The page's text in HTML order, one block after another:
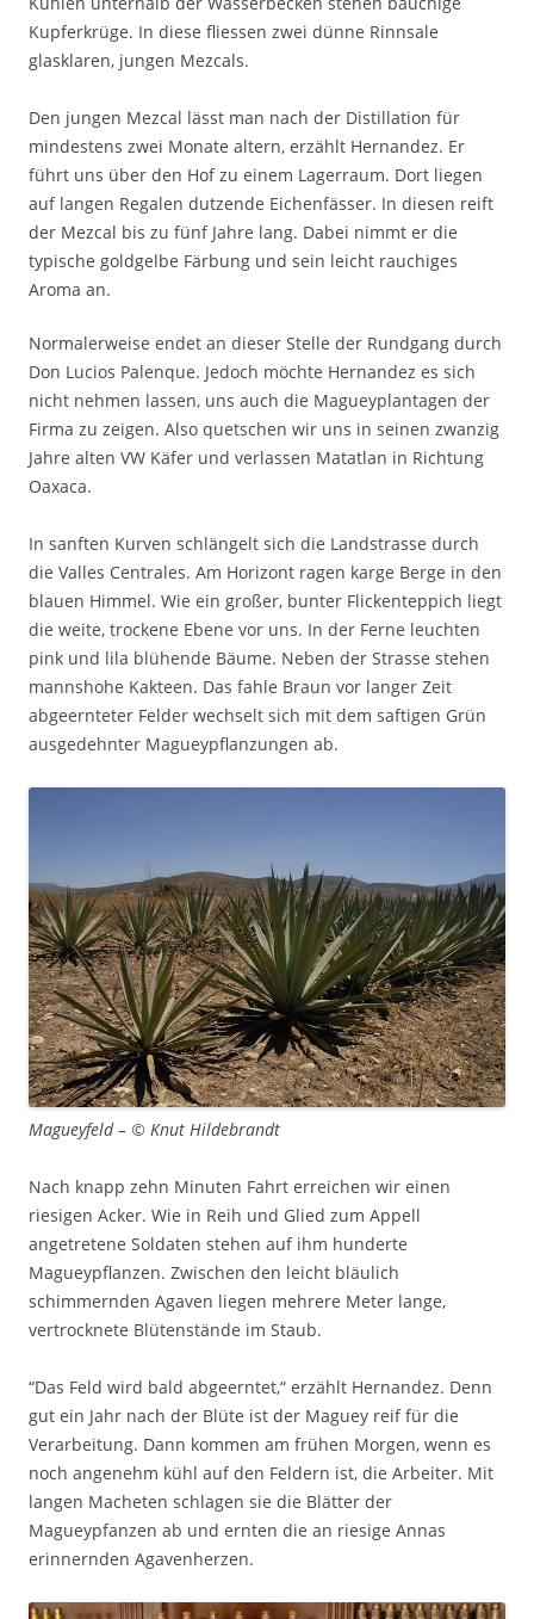
Kupferkrüge. In diese fliessen zwei dünne Rinnsale
glasklaren, jungen Mezcals.
Den jungen Mezcal lässt man nach der Distillation für
mindestens zwei Monate altern, erzählt Hernandez. Er
führt uns über den Hof zu einem Lagerraum. Dort liegen
auf langen Regalen dutzende Eichenfässer. In diesen reift
der Mezcal bis zu fünf Jahre lang. Dabei nimmt er die
typische goldgelbe Färbung und sein leicht rauchiges
Aroma an.
Normalerweise endet an dieser Stelle der Rundgang durch
Don Lucios Palenque. Jedoch möchte Hernandez es sich
nicht nehmen lassen, uns auch die Magueyplantagen der
Firma zu zeigen. Also quetschen wir uns in seinen zwanzig
Jahre alten VW Käfer und verlassen Matatlan in Richtung
Oaxaca.
In sanften Kurven schlängelt sich die Landstrasse durch
die Valles Centrales. Am Horizont ragen karge Berge in den
blauen Himmel. Wie ein großer, bunter Flickenteppich liegt
die weite, trockene Ebene vor uns. In der Ferne leuchten
pink und lila blühende Bäume. Neben der Strasse stehen
mannshohe Kakteen. Das fahle Braun vor langer Zeit
abgeernteter Felder wechselt sich mit dem saftigen Grün
ausgedehnter Magueypflanzungen ab.
Magueyfeld – © Knut Hildebrandt
Nach knapp zehn Minuten Fahrt erreichen wir einen
riesigen Acker. Wie in Reih und Glied zum Appell
angetretene Soldaten stehen auf ihm hunderte
Magueypflanzen. Zwischen den leicht bläulich
schimmernden Agaven liegen mehrere Meter lange,
vertrocknete Blütenstände im Staub.
“Das Feld wird bald abgeerntet,“ erzählt Hernandez. Denn
gut ein Jahr nach der Blüte ist der Maguey reif für die
Verarbeitung. Dann kommen am frühen Morgen, wenn es
noch angenehm kühl auf den Feldern ist, die Arbeiter. Mit
langen Macheten schlagen sie die Blätter der
Magueypfanzen ab und ernten die an riesige Annas
erinnernden Agavenherzen.